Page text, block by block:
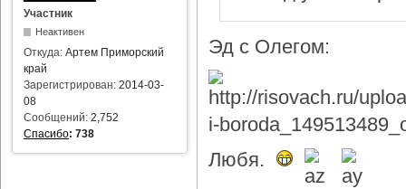
Участник
Неактивен
Откуда: Артем Приморский
край
Зарегистрирован: 2014-03-
08
Сообщений: 2,752
Спасибо: 738
Эд с Олегом:
Любя.